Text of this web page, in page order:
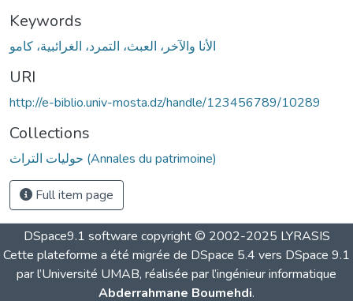
Keywords
الأنا والآخر، العبث، التمرد، الغرائبية، كامو
URI
http://e-biblio.univ-mosta.dz/handle/123456789/10289
Collections
حوليات التراث (Annales du patrimoine)
Full item page
DSpace9.1 software copyright © 2002-2025 LYRASIS
Cette plateforme a été migrée de DSpace 5.4 vers DSpace 9.1
par l’Université UMAB, réalisée par l’ingénieur informatique
Abderrahmane Boumehdi.